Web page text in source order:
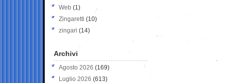
Web (1)
Zingaretti (10)
zingari (14)
Archivi
Agosto 2026 (169)
Luglio 2026 (613)